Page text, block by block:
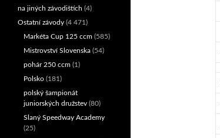
na jiných závodištích (4)
Ostatní závody (4 471)
Markéta Cup 125 ccm (585)
Mistrovství Slovenska (54)
pohár 250 ccm (1)
Polsko (181)
polský šampionát
juniorských družstev (80)
Slaný Speedway Academy
(25)